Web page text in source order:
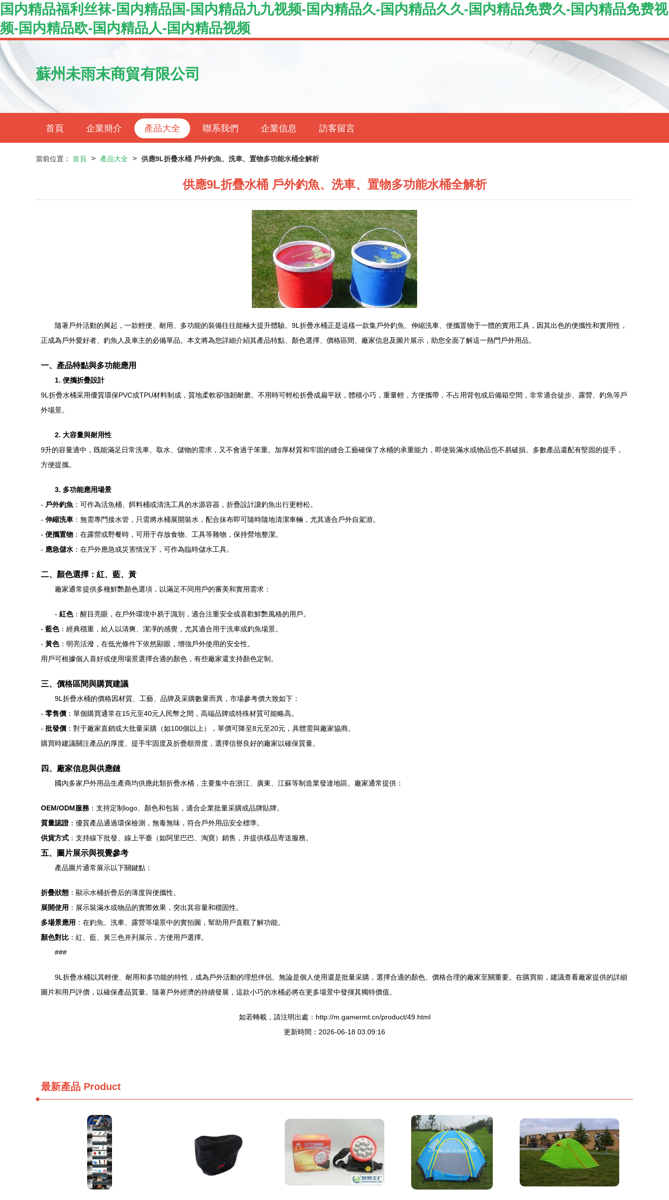
国内精品福利丝袜-国内精品国-国内精品九九视频-国内精品久-国内精品久久-国内精品免费久-国内精品免费视
频-国内精品欧-国内精品人-国内精品视频
蘇州未雨末商貿有限公司
首頁 企業簡介 產品大全 聯系我們 企業信息 訪客留言
當前位置： 首頁 > 產品大全 > 供應9L折疊水桶 戶外釣魚、洗車、置物多功能水桶全解析
供應9L折疊水桶 戶外釣魚、洗車、置物多功能水桶全解析
隨著戶外活動的興起，一款輕便、耐用、多功能的裝備往往能極大提升體驗。9L折疊水桶正是這樣一款集戶外釣魚、伸縮洗車、便攜置物于一體的實用工具，因其出色的便攜性和實用性，
正成為戶外愛好者、釣魚人及車主的必備單品。本文將為您詳細介紹其產品特點、顏色選擇、價格區間、廠家信息及圖片展示，助您全面了解這一熱門戶外用品。
一、產品特點與多功能應用
1. 便攜折疊設計
9L折疊水桶采用優質環保PVC或TPU材料制成，質地柔軟卻強韌耐磨。不用時可輕松折疊成扁平狀，體積小巧，重量輕，方便攜帶，不占用背包或后備箱空間，非常適合徒步、露營、釣魚等戶
外場景。
2. 大容量與耐用性
9升的容量適中，既能滿足日常洗車、取水、儲物的需求，又不會過于笨重。加厚材質和牢固的縫合工藝確保了水桶的承重能力，即使裝滿水或物品也不易破損。多數產品還配有堅固的提手，
方便提攜。
3. 多功能應用場景
- 戶外釣魚 ：可作為活魚桶、餌料桶或清洗工具的水源容器，折疊設計讓釣魚出行更輕松。
- 伸縮洗車 ：無需專門接水管，只需將水桶展開裝水，配合抹布即可隨時隨地清潔車輛，尤其適合戶外自駕游。
- 便攜置物 ：在露營或野餐時，可用于存放食物、工具等雜物，保持營地整潔。
- 應急儲水 ：在戶外應急或災害情況下，可作為臨時儲水工具。
二、顏色選擇：紅、藍、黃
廠家通常提供多種鮮艷顏色選項，以滿足不同用戶的審美和實用需求：
- 紅色：醒目亮眼，在戶外環境中易于識別，適合注重安全或喜歡鮮艷風格的用戶。
- 藍色：經典穩重，給人以清爽、潔凈的感覺，尤其適合用于洗車或釣魚場景。
- 黃色：明亮活潑，在低光條件下依然顯眼，增強戶外使用的安全性。
用戶可根據個人喜好或使用場景選擇合適的顏色，有些廠家還支持顏色定制。
三、價格區間與購買建議
9L折疊水桶的價格因材質、工藝、品牌及采購數量而異，市場參考價大致如下：
- 零售價 ：單個購買通常在15元至40元人民幣之間，高端品牌或特殊材質可能略高。
- 批發價 ：對于廠家直銷或大批量采購（如100個以上），單價可降至8元至20元，具體需與廠家協商。
購買時建議關注產品的厚度、提手牢固度及折疊順滑度，選擇信譽良好的廠家以確保質量。
四、廠家信息與供應鏈
國內多家戶外用品生產商均供應此類折疊水桶，主要集中在浙江、廣東、江蘇等制造業發達地區。廠家通常提供：
OEM/ODM服務 ：支持定制logo、顏色和包裝，適合企業批量采購或品牌貼牌。
質量認證：優質產品通過環保檢測，無毒無味，符合戶外用品安全標準。
供貨方式 ：支持線下批發、線上平臺（如阿里巴巴、淘寶）銷售，并提供樣品寄送服務。
五、圖片展示與視覺參考
產品圖片通常展示以下關鍵點：
折疊狀態 ：顯示水桶折疊后的薄度與便攜性。
展開使用 ：展示裝滿水或物品的實際效果，突出其容量和穩固性。
多場景應用 ：在釣魚、洗車、露營等場景中的實拍圖，幫助用戶直觀了解功能。
顏色對比 ：紅、藍、黃三色并列展示，方便用戶選擇。
###
9L折疊水桶以其輕便、耐用和多功能的特性，成為戶外活動的理想伴侶。無論是個人使用還是批量采購，選擇合適的顏色、價格合理的廠家至關重要。在購買前，建議查看廠家提供的詳細
圖片和用戶評價，以確保產品質量。隨著戶外經濟的持續發展，這款小巧的水桶必將在更多場景中發揮其獨特價值。
如若轉載，請注明出處：http://m.gamermt.cn/product/49.html
更新時間：2026-06-18 03:09:16
最新產品 Product